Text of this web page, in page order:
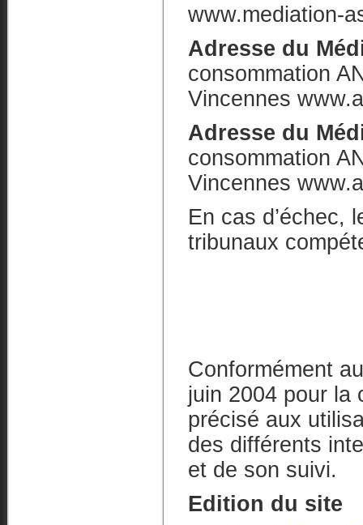
www.mediation-
Adresse du
consommation
Vincennes
Adresse du
consommation
Vincennes
En cas d’échec,
tribunaux
Conformément
juin 2004 pour la
précisé aux
des différents
et de son suivi.
Edition du site